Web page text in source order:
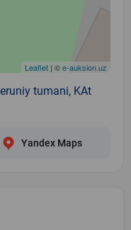
Leaflet | ©e-auksion.uz
tumani, KAt
Yandex Maps